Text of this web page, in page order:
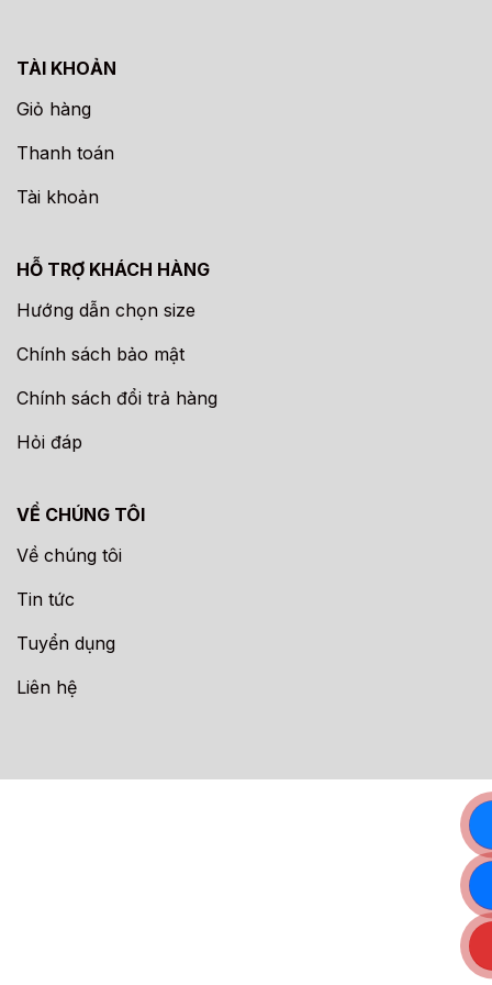
TÀI KHOẢN
Giỏ hàng
Thanh toán
Tài khoản
HỖ TRỢ KHÁCH HÀNG
Hướng dẫn chọn size
Chính sách bảo mật
Chính sách đổi trả hàng
Hỏi đáp
VỀ CHÚNG TÔI
Về chúng tôi
Tin tức
Tuyển dụng
Liên hệ